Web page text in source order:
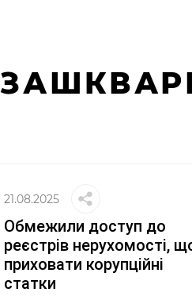
21.08.2025
Обмежили доступ до
реєстрів нерухомості,
приховати корупційні
статки